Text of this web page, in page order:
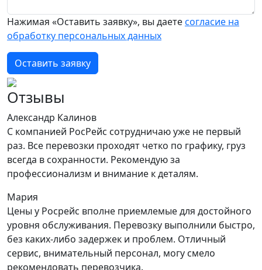
Нажимая «Оставить заявку», вы даетесогласие на
обработку персональных данных
Оставить заявку
Отзывы
Александр Калинов
С компанией РосРейс сотрудничаю уже не первый
раз. Все перевозки проходят четко по графику, груз
всегда в сохранности. Рекомендую за
профессионализм и внимание к деталям.
Мария
Цены у Росрейс вполне приемлемые для достойного
уровня обслуживания. Перевозку выполнили быстро,
без каких-либо задержек и проблем. Отличный
сервис, внимательный персонал, могу смело
рекомендовать перевозчика.